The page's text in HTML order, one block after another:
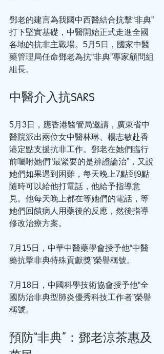
鄧老的建言為我國中西醫結合抗擊“非典”
打下堅實基礎，中醫開始正式走進全國
各地的抗非主戰場。5月5日，國家中醫
藥管理局任命鄧老為抗“非典”專家顧問組
組長。
中醫介入抗SARS
5月3日，應香港醫管局邀請，廣東省中
醫院派出兩位女中醫林琳、楊志敏赴香
港定點支援抗非工作。鄧老在她們臨行
前囑咐她們“最緊要的是辨證論治”，又說
她們如果遇到困難，每天晚上7點到9點
隨時可以給他打電話，他給予指導意
見。他每天晚上都在等她們的電話，等
她們回饋病人用藥後的反應，然後指導
修改治療方案。
7月15日，中華中醫藥學會授予他“中醫
藥抗擊非典特殊貢獻獎”榮譽稱號。
7月18日，中國科學技術協會授予他“全
國防治非典型肺炎優秀科技工作者”榮譽
稱號。
預防“非典”：鄧老涼茶惠及